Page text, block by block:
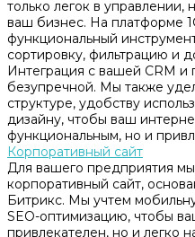
только легок в
ваш бизнес. На платформе
функциональный
сортировку, фильтрацию и
Интеграция с вашей CRM
безупречной. Мы также
структуре, удобству
дизайну, чтобы ваш
функциональным, но и
Корпоративный сайт
Для вашего предприятия
корпоративный сайт,
Битрикс. Мы учтем
SEO-оптимизацию, чтобы
привлекателен, но и легко